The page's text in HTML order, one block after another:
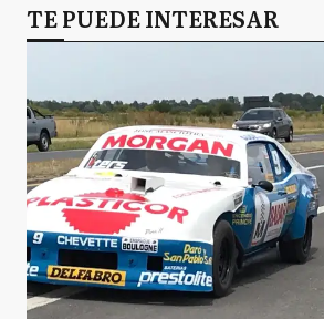
TE PUEDE INTERESAR